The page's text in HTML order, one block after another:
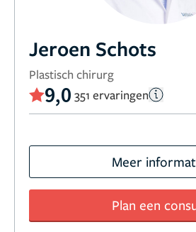
Jeroen Schots
Plastisch chirurg
9,0 351 ervaringen
Meer
Plan een